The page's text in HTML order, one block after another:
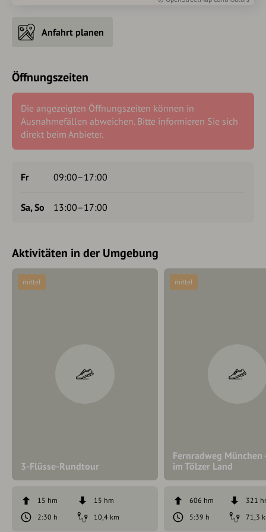
Anfahrt planen
Öffnungszeiten
Die angezeigten Öffnungszeiten können in
Ausnahmefällen abweichen. Bitte informieren Sie sich
direkt beim Anbieter.
Fr 09:00–17:00
Sa, So 13:00–17:00
Aktivitäten in der Umgebung
3-Flüsse-Rundtour
mittel
15 hm
15 hm
2:30 h
10,4 km
Fernradweg München
im Tölzer Land
mittel
606 hm
321
5:39 h
71,3